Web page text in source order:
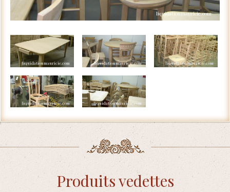
Produits vedettes